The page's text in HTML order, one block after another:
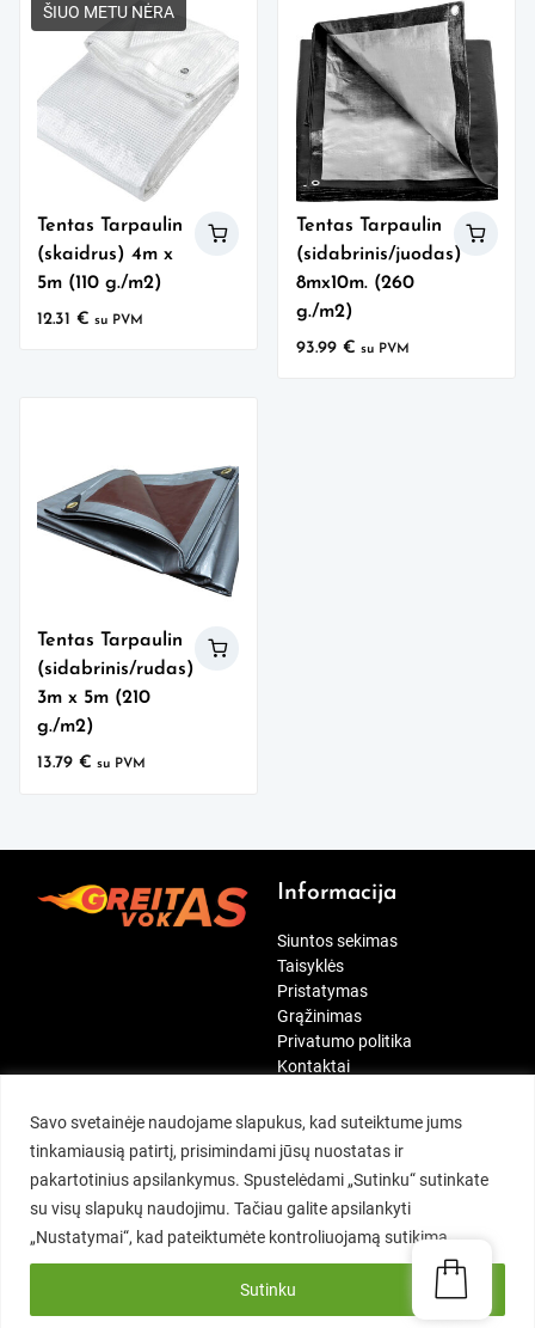
Savo svetainėje naudojame slapukus, kad suteiktume jums
tinkamiausią patirtį, prisimindami jūsų nuostatas ir
pakartotinius apsilankymus. Spustelėdami „Sutinku“ sutinkate
su visų slapukų naudojimu. Tačiau galite apsilankyti
„Nustatymai“, kad pateiktumėte kontroliuojamą sutikimą.
Sutinku
ŠIUO METU NĖRA
Tentas Tarpaulin
(skaidrus) 4m x
5m (110 g./m2)
12.31€ su PVM
Tentas Tarpaulin
(sidabrinis/juodas)
8mx10m. (260
g./m2)
93.99 € su PVM
Tentas Tarpaulin
(sidabrinis/rudas)
3m x 5m (210
g./m2)
13.79€ su PVM
Informacija
Siuntos sekimas
Taisyklės
Pristatymas
Grąžinimas
Privatumo politika
Kontaktai
Paskyra
Siuntos sekimas
Mano paskyra
Įsimintini
Užsakymai
Adresai
Mūsų rekvizitai
Kontaktai:
MB Duok penkis
Tel.:+370 697 41234
El. p.:info@greitasvokas.lt
Nemajūnų g. 19, Kaunas
I-V: 09:00 – 16:30